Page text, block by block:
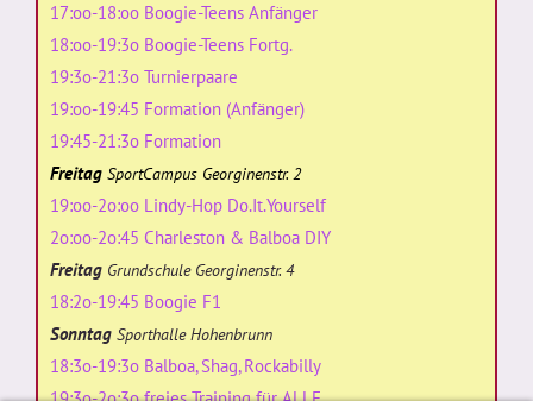
17:oo-18:oo Boogie-Teens Anfänger
18:oo-19:3o Boogie-Teens Fortg.
19:3o-21:3o Turnierpaare
19:oo-19:45 Formation (Anfänger)
19:45-21:3o Formation
Freitag SportCampus Georginenstr. 2
19:oo-2o:oo Lindy-Hop Do.It.Yourself
2o:oo-2o:45 Charleston & Balboa DIY
Freitag Grundschule Georginenstr. 4
18:2o-19:45 Boogie F1
Sonntag Sporthalle Hohenbrunn
18:3o-19:3o Balboa, Shag, Rockabilly